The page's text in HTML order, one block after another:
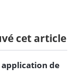
cet article
de